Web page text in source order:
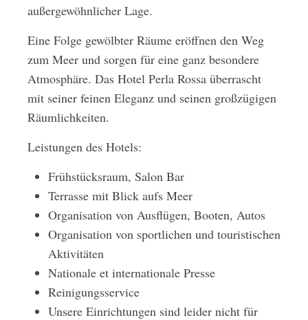
außergewöhnlicher Lage.
Eine Folge gewölbter Räume eröffnen den Weg
zum Meer und sorgen für eine ganz besondere
Atmosphäre. Das Hotel Perla Rossa überrascht
mit seiner feinen Eleganz und seinen großzügigen
Räumlichkeiten.
Leistungen des Hotels:
Frühstücksraum, Salon Bar
Terrasse mit Blick aufs Meer
Organisation von Ausflügen, Booten, Autos
Organisation von sportlichen und touristischen
Aktivitäten
Nationale et internationale Presse
Reinigungsservice
Unsere Einrichtungen sind leider nicht für